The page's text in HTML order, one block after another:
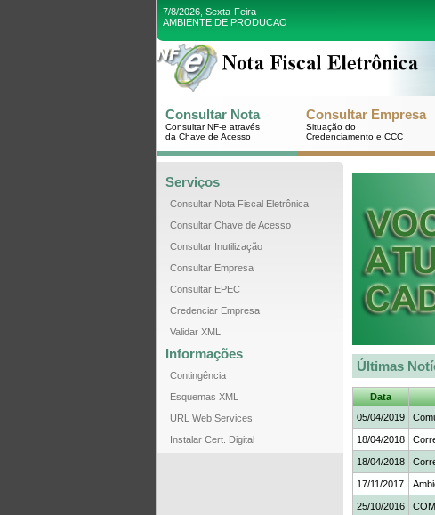
7/8/2026, Sexta-Feira
AMBIENTE DE PRODUCAO
Consultar Nota
Consultar NF-e através
da Chave de Acesso
Consultar Empresa
Situação do
Credenciamento e CCC
Serviços
Consultar Nota Fiscal Eletrônica
Consultar Chave de Acesso
Consultar Inutilização
Consultar Empresa
Consultar EPEC
Credenciar Empresa
Validar XML
Informações
Contingência
Esquemas XML
URL Web Services
Instalar Cert. Digital
Últimas
Data
05/04/2019
18/04/2018
18/04/2018
17/11/2017
25/10/2016